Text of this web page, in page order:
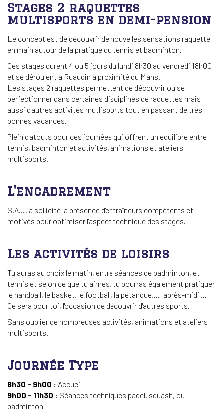
Stages 2 raquettes
multisports en demi-pension
Le concept est de découvrir de nouvelles sensations raquette
en main autour de la pratique du tennis et badminton.
Ces stages durent 4 ou 5 jours du lundi 8h30 au vendredi 18h00
et se déroulent à Ruaudin à proximité du Mans.
Les stages 2 raquettes permettent de découvrir ou se
perfectionner dans certaines disciplines de raquettes mais
aussi d'autres activités mutlisports tout en passant de très
bonnes vacances.
Plein d'atouts pour ces journées qui offrent un équilibre entre
tennis, badminton et activités, animations et ateliers
multisports.
L'encadrement
S.A.J. a sollicité la présence d'entraîneurs compétents et
motivés pour optimiser l'aspect technique des stages.
Les activités de loisirs
Tu auras au choix le matin, entre séances de badminton, et
tennis et selon ce que tu aimes, tu pourras également pratiquer
le handball, le basket, le football, la pétanque,... l'après-midi ...
Ce sera pour toi, l'occasion de découvrir d'autres sports.
Sans oublier de nombreuses activités, animations et ateliers
multisports.
Journée Type
8h30 - 9h00 : Accueil
9h00 - 11h30 : Séances techniques padel, squash, ou
badminton